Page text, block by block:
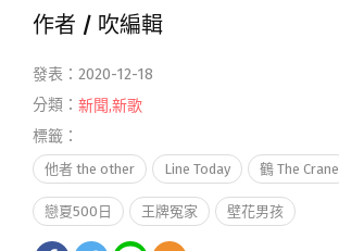
作者 / 吹編輯
發表：2020-12-18
分類： 新聞,新歌
標籤：
他者 the other Line Today 鶴 The Crane
戀夏500日 王牌冤家 壁花男孩